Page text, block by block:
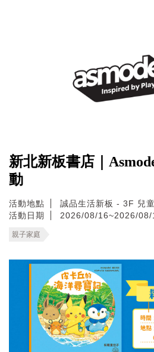
新北新板書店｜
動
活動地點
誠品生活新板 - 3F 兒
活動日期
2026/08/16~2026/08/
親子家庭